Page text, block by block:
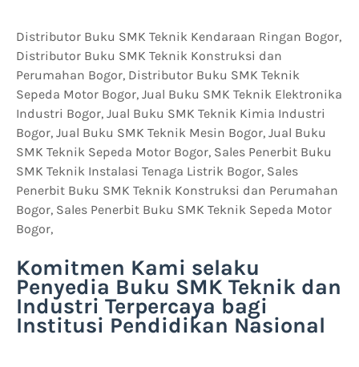
Distributor Buku SMK Teknik Kendaraan Ringan Bogor,
Distributor Buku SMK Teknik Konstruksi dan
Perumahan Bogor, Distributor Buku SMK Teknik
Sepeda Motor Bogor, Jual Buku SMK Teknik Elektronika
Industri Bogor, Jual Buku SMK Teknik Kimia Industri
Bogor, Jual Buku SMK Teknik Mesin Bogor, Jual Buku
SMK Teknik Sepeda Motor Bogor, Sales Penerbit Buku
SMK Teknik Instalasi Tenaga Listrik Bogor, Sales
Penerbit Buku SMK Teknik Konstruksi dan Perumahan
Bogor, Sales Penerbit Buku SMK Teknik Sepeda Motor
Bogor,
Komitmen Kami selaku
Penyedia Buku SMK Teknik dan
Industri Terpercaya bagi
Institusi Pendidikan Nasional